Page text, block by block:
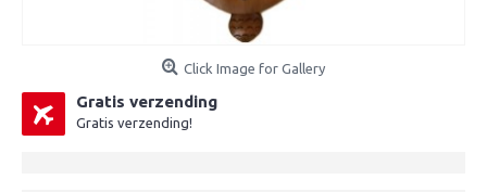
Click Image for Gallery
Gratis verzending
Gratis verzending!